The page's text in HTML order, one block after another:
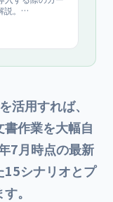
。
中小企業向け
用すれば、
作業を大幅自
7月時点の最新
15シナリオとプ
。